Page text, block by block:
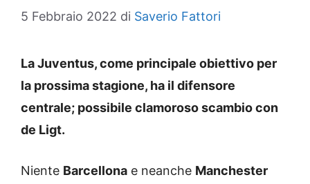
5 Febbraio 2022 di Saverio Fattori
La Juventus, come principale obiettivo per
la prossima stagione, ha il difensore
centrale; possibile clamoroso scambio con
de Ligt.
Niente Barcellona e neanche Manchester